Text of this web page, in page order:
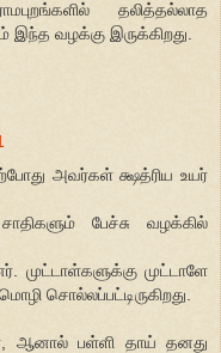
தலித்தல்லாத
வழக்கு இருக்கிறது.
அவர்கள் க்ஷத்ரிய உயர்
பேச்சு வழக்கில்
முட்டாள்களுக்கு முட்டாளே
சொல்லப்பட்டிருகிறது.
ஆனால் பள்ளி தாய் தனது